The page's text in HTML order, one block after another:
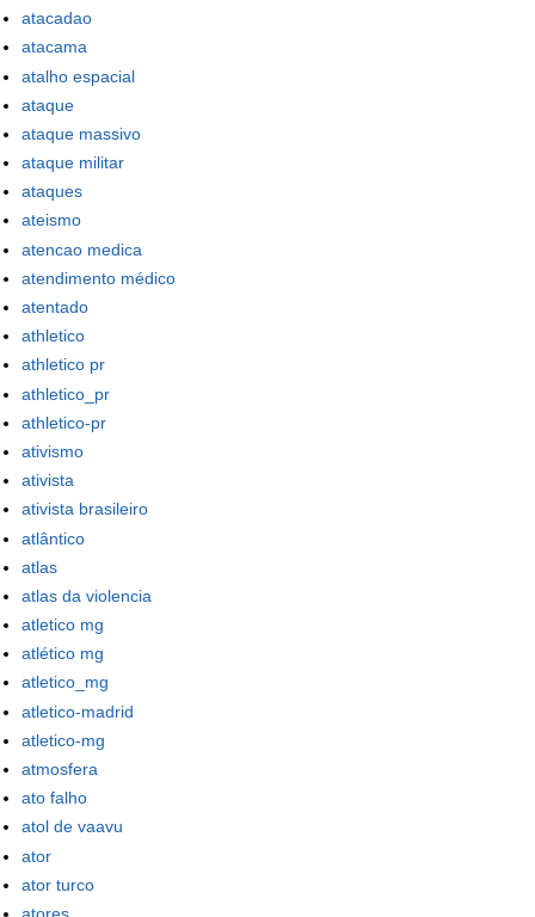
atacadao
atacama
atalho espacial
ataque
ataque massivo
ataque militar
ataques
ateismo
atencao medica
atendimento médico
atentado
athletico
athletico pr
athletico_pr
athletico-pr
ativismo
ativista
ativista brasileiro
atlântico
atlas
atlas da violencia
atletico mg
atlético mg
atletico_mg
atletico-madrid
atletico-mg
atmosfera
ato falho
atol de vaavu
ator
ator turco